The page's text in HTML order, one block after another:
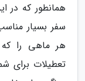
همانطور که در
سفر بسیار
هر ماهی را که
تعطیلات برای